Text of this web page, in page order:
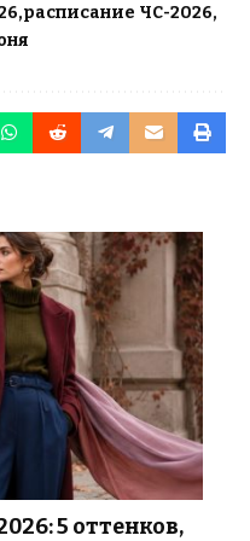
расписание ЧС-2026
5 оттенков,